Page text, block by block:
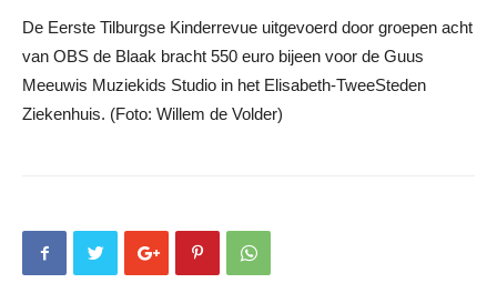
De Eerste Tilburgse Kinderrevue uitgevoerd door groepen acht
van OBS de Blaak bracht 550 euro bijeen voor de Guus
Meeuwis Muziekids Studio in het Elisabeth-TweeSteden
Ziekenhuis. (Foto: Willem de Volder)